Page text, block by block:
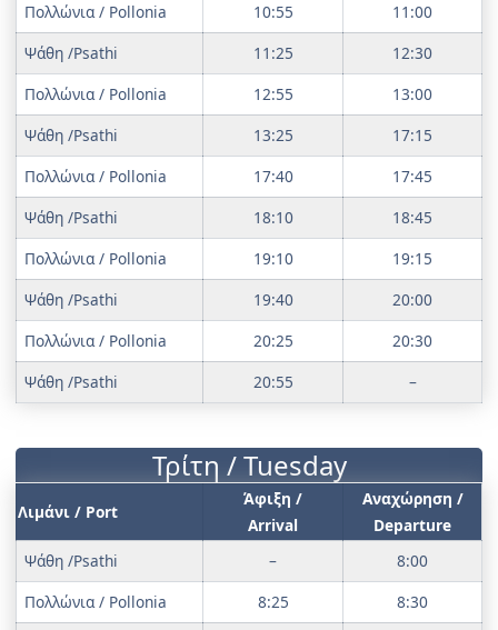
Πολλώνια / Pollonia
10:55
11:00
Ψάθη /Psathi
11:25
12:30
Πολλώνια / Pollonia
12:55
13:00
Ψάθη /Psathi
13:25
17:15
Πολλώνια / Pollonia
17:40
17:45
Ψάθη /Psathi
18:10
18:45
Πολλώνια / Pollonia
19:10
19:15
Ψάθη /Psathi
19:40
20:00
Πολλώνια / Pollonia
20:25
20:30
Ψάθη /Psathi
20:55 –
Τρίτη / Tuesday
Λιμάνι / Port
Άφιξη /
Arrival
Αναχώρηση /
Departure
Ψάθη /Psathi
–
8:00
Πολλώνια / Pollonia
8:25
8:30